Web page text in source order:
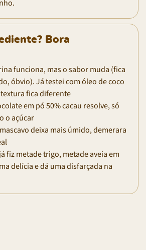
Bora
funciona, mas o sabor muda (fica
óbvio). Já testei com óleo de coco
fica diferente
em pó 50% cacau resolve, só
o açúcar
deixa mais úmido, demerara
fiz metade trigo, metade aveia em
delícia e dá uma disfarçada na